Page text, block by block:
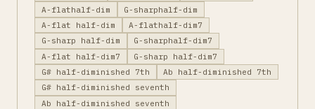
A-flathalf-dim
G-sharphalf-dim
A-flat half-dim
A-flathalf-dim7
G-sharp half-dim
G-sharphalf-dim7
A-flat half-dim7
G-sharp half-dim7
G# half-diminished 7th
Ab half-diminished 7th
G# half-diminished seventh
Ab half-diminished seventh